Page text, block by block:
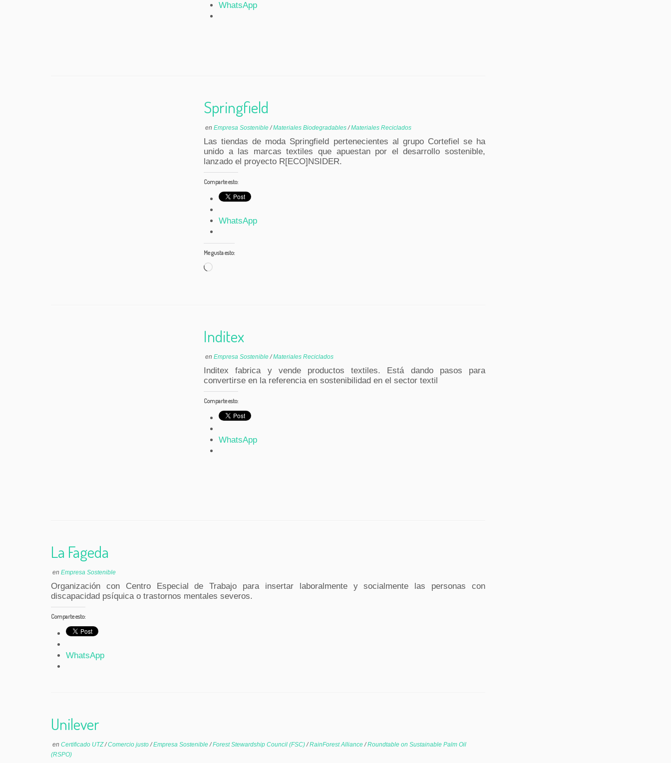
WhatsApp
Springfield
enEmpresa Sostenible/Materiales Biodegradables/Materiales Reciclados
Las tiendas de moda Springfield pertenecientes al grupo Cortefiel se ha
unido a las marcas textiles que apuestan por el desarrollo sostenible,
lanzado el proyecto R[ECO]NSIDER.
Comparte esto:
WhatsApp
Me gusta esto:
Cargando...
Inditex
enEmpresa Sostenible/Materiales Reciclados
Inditex fabrica y vende productos textiles. Está dando pasos para
convertirse en la referencia en sostenibilidad en el sector textil
Comparte esto:
WhatsApp
La Fageda
en Empresa Sostenible
Organización con Centro Especial de Trabajo para insertar laboralmente y socialmente las personas con
discapacidad psíquica o trastornos mentales severos.
Comparte esto:
WhatsApp
Unilever
en Certificado UTZ/Comercio justo/Empresa Sostenible/Forest Stewardship Council (FSC)/RainForest Alliance/Roundtable on Sustainable Palm Oil
(RSPO)